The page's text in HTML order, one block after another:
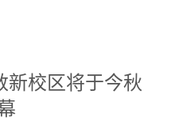
新校区将于今秋